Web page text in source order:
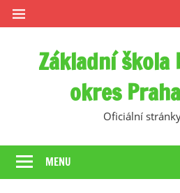
Skip
to
Základní škola
okres
Oficiální
MENU